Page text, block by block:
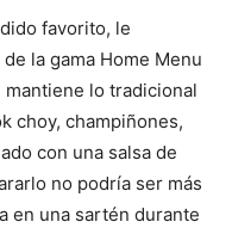
favorito, le
la gama Home Menu
mantiene lo tradicional
choy, champiñones,
con una salsa de
no podría ser más
en una sartén durante